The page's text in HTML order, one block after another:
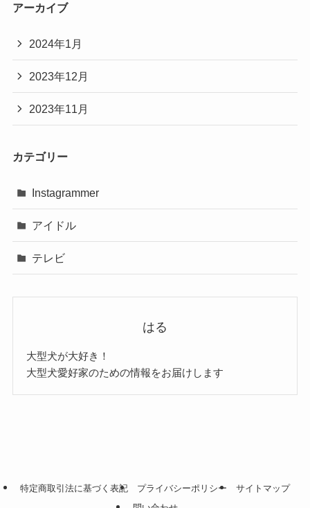
アーカイブ
2024年1月
2023年12月
2023年11月
カテゴリー
Instagrammer
アイドル
テレビ
はる
大型犬が大好き！
大型犬愛好家のための情報をお届けします
特定商取引法に基づく表記 プライバシーポリシー
サイトマップ